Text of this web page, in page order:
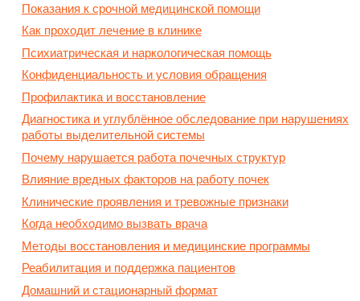
Показания к срочной медицинской помощи
Как проходит лечение в клинике
Психиатрическая и наркологическая помощь
Конфиденциальность и условия обращения
Профилактика и восстановление
Диагностика и углублённое обследование при нарушениях
работы выделительной системы
Почему нарушается работа почечных структур
Влияние вредных факторов на работу почек
Клинические проявления и тревожные признаки
Когда необходимо вызвать врача
Методы восстановления и медицинские программы
Реабилитация и поддержка пациентов
Домашний и стационарный формат